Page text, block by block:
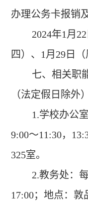
办理公务卡报销
2024年1 月 22
四）、 1 月 29 日
七、相关职
（法定假日除外）
1.学校办公
9:00～11:30，
325室。
2.教务处：
17:00；地点：敦